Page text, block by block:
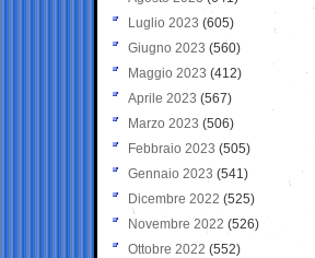
Luglio 2023 (605)
Giugno 2023 (560)
Maggio 2023 (412)
Aprile 2023 (567)
Marzo 2023 (506)
Febbraio 2023 (505)
Gennaio 2023 (541)
Dicembre 2022 (525)
Novembre 2022 (526)
Ottobre 2022 (552)